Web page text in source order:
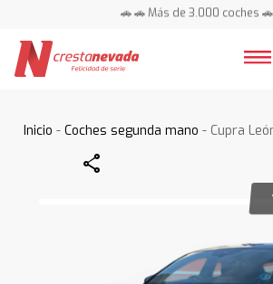
🚗 🚗 Más de 3.000 coches
Inicio -Coches segunda mano - Cupra
Share